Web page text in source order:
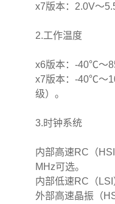
x7版本：2.0V～
2.工作温度
x6版本：-40℃～
x7版本：-40℃～
级）。
3.时钟系统
内部高速RC（
MHz可选。
内部低速RC（LSI
外部高速晶振（